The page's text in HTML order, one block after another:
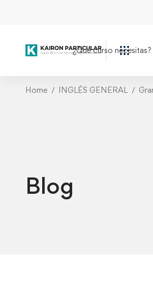
¿Qué curso necesitas?
Home INGLÉS GENERAL
Blog